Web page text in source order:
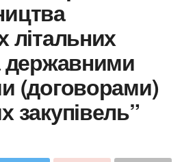
літальних
державними
(договорами)
закупівель”